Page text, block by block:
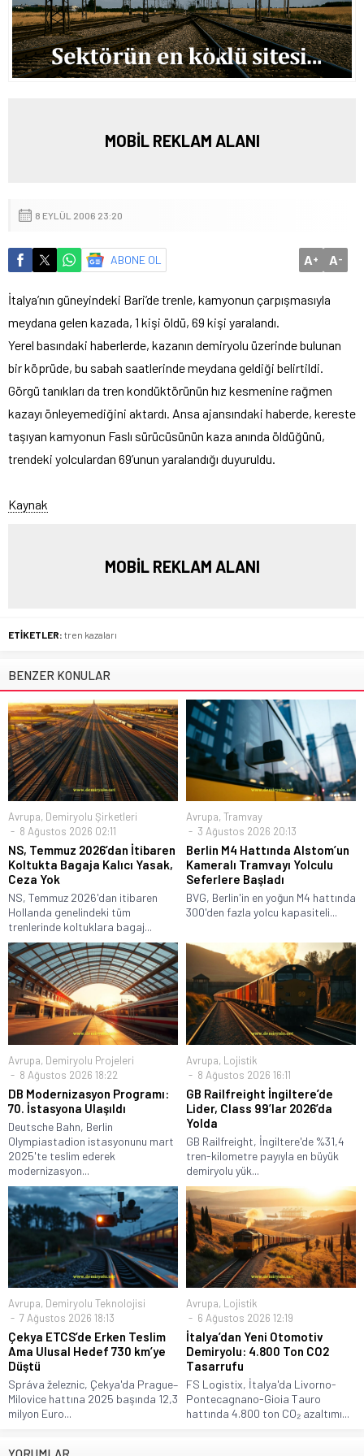
MOBİL REKLAM ALANI
8 EYLÜL 2006 23:20
ABONE OL A+ A-
İtalya’nın güneyindeki Bari’de trenle, kamyonun çarpışmasıyla
meydana gelen kazada, 1 kişi öldü, 69 kişi yaralandı.
Yerel basındaki haberlerde, kazanın demiryolu üzerinde bulunan
bir köprüde, bu sabah saatlerinde meydana geldiği belirtildi.
Görgü tanıkları da tren kondüktörünün hız kesmenine rağmen
kazayı önleyemediğini aktardı. Ansa ajansındaki haberde, kereste
taşıyan kamyonun Faslı sürücüsünün kaza anında öldüğünü,
trendeki yolculardan 69’unun yaralandığı duyuruldu.
Kaynak
MOBİL REKLAM ALANI
ETİKETLER: tren kazaları
BENZER KONULAR
Avrupa, Demiryolu Şirketleri
8 Ağustos 2026 02:11
NS, Temmuz 2026’dan İtibaren
Koltukta Bagaja Kalıcı Yasak,
Ceza Yok
NS, Temmuz 2026'dan itibaren
Hollanda genelindeki tüm
trenlerinde koltuklara bagaj...
Avrupa, Tramvay
3 Ağustos 2026 20:13
Berlin M4 Hattında Alstom’un
Kameralı Tramvayı Yolculu
Seferlere Başladı
BVG, Berlin'in en yoğun M4 hattında
300'den fazla yolcu kapasiteli...
Avrupa, Demiryolu Projeleri
8 Ağustos 2026 18:22
DB Modernizasyon Programı:
70. İstasyona Ulaşıldı
Deutsche Bahn, Berlin
Olympiastadion istasyonunu mart
2025'te teslim ederek
modernizasyon...
Avrupa, Lojistik
8 Ağustos 2026 16:11
GB Railfreight İngiltere’de
Lider, Class 99’lar 2026’da
Yolda
GB Railfreight, İngiltere'de %31,4
tren-kilometre payıyla en büyük
demiryolu yük...
Avrupa, Demiryolu Teknolojisi
7 Ağustos 2026 18:13
Çekya ETCS’de Erken Teslim
Ama Ulusal Hedef 730 km’ye
Düştü
Správa železnic, Çekya'da Prague–
Milovice hattına 2025 başında 12,3
milyon Euro...
Avrupa, Lojistik
6 Ağustos 2026 12:19
İtalya’dan Yeni Otomotiv
Demiryolu: 4.800 Ton CO2
Tasarrufu
FS Logistix, İtalya'da Livorno-
Pontecagnano-Gioia Tauro
hattında 4.800 ton CO₂ azaltımı...